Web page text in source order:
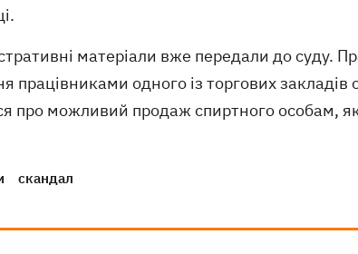
матеріали вже передали до суду.
одного із торгових закладів
про можливий продаж спиртного особам,
скандал